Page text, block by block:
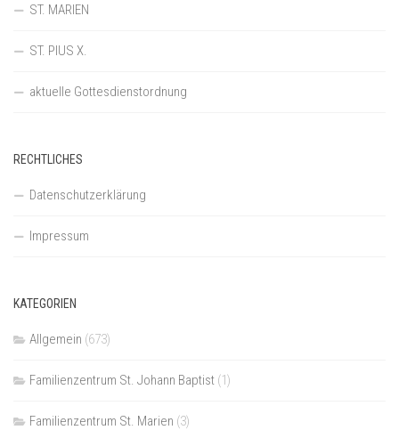
ST. MARIEN
ST. PIUS X.
aktuelle Gottesdienstordnung
RECHTLICHES
Datenschutzerklärung
Impressum
KATEGORIEN
Allgemein (673)
Familienzentrum St. Johann Baptist (1)
Familienzentrum St. Marien (3)